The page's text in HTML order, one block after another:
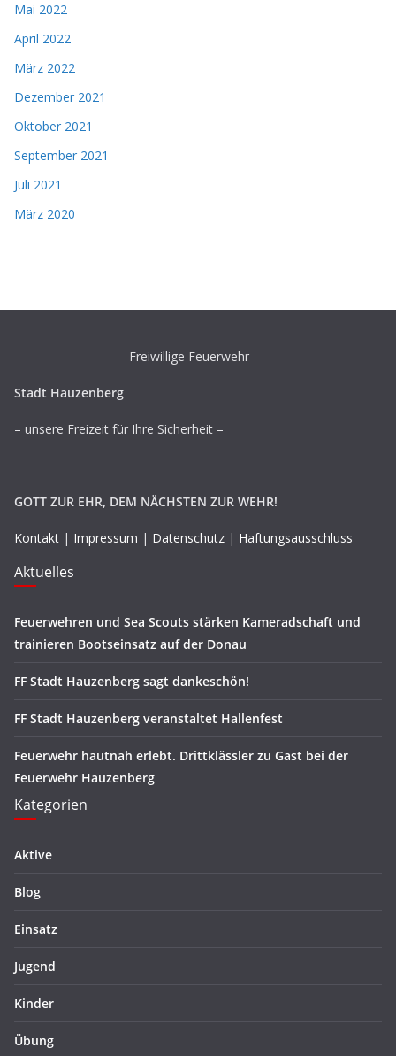
Mai 2022
April 2022
März 2022
Dezember 2021
Oktober 2021
September 2021
Juli 2021
März 2020
Freiwillige Feuerwehr
Stadt Hauzenberg
– unsere Freizeit für Ihre Sicherheit –
GOTT ZUR EHR, DEM NÄCHSTEN ZUR WEHR!
Kontakt | Impressum | Datenschutz | Haftungsausschluss
Aktuelles
Feuerwehren und Sea Scouts stärken Kameradschaft und
trainieren Bootseinsatz auf der Donau
FF Stadt Hauzenberg sagt dankeschön!
FF Stadt Hauzenberg veranstaltet Hallenfest
Feuerwehr hautnah erlebt. Drittklässler zu Gast bei der
Feuerwehr Hauzenberg
Kategorien
Aktive
Blog
Einsatz
Jugend
Kinder
Übung